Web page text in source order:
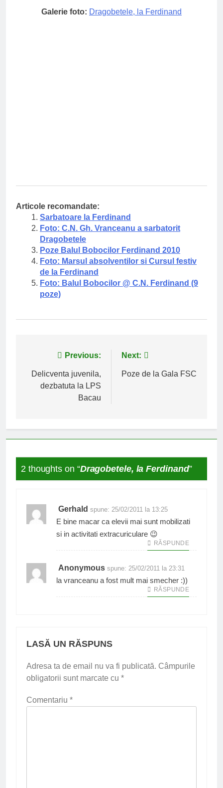
Galerie foto: Dragobetele, la Ferdinand
Articole recomandate:
Sarbatoare la Ferdinand
Foto: C.N. Gh. Vranceanu a sarbatorit
Dragobetele
Poze Balul Bobocilor Ferdinand 2010
Foto: Marsul absolventilor si Cursul festiv
de la Ferdinand
Foto: Balul Bobocilor @ C.N. Ferdinand (9
poze)
Navigare
în
Previous:
Delicventa juvenila,
dezbatuta la LPS
Bacau
Next:
Poze de la Gala FSC
2 thoughts on “Dragobetele, la Ferdinand”
Gerhald spune: 25/02/2011 la 13:25
E bine macar ca elevii mai sunt mobilizati
si in activitati extracuriculare 😉
RĂSPUNDE
Anonymous spune: 25/02/2011 la 23:31
la vranceanu a fost mult mai smecher :))
RĂSPUNDE
LASĂ UN RĂSPUNS
Adresa ta de email nu va fi publicată. Câmpurile
obligatorii sunt marcate cu *
Comentariu *